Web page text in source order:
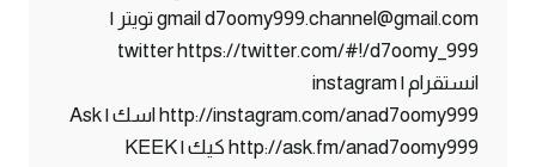
gmail d7oomy999.channel@gmail.com تويتر |
twitter https://twitter.com/#!/d7oomy_999
انستقرام | instagram
http://instagram.com/anad7oomy999 اسك | Ask
http://ask.fm/anad7oomy999 كيك | KEEK